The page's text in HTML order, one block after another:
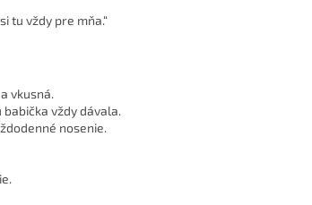
tu vždy pre mňa.“
vkusná.
vždy dávala.
nosenie.